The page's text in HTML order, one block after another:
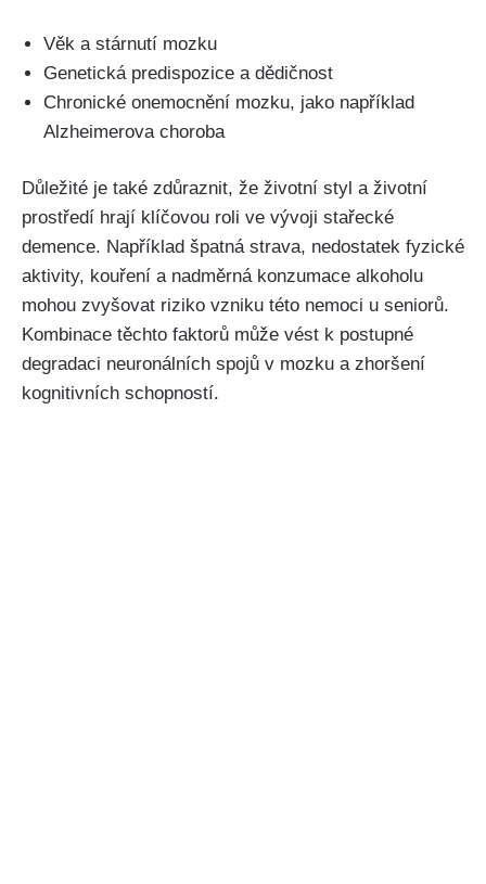
Věk a stárnutí mozku
Genetická predispozice a dědičnost
Chronické onemocnění mozku, jako například
Alzheimerova choroba
Důležité je také zdůraznit, že životní styl a životní
prostředí hrají klíčovou roli ve vývoji stařecké
demence. Například špatná strava, nedostatek fyzické
aktivity, kouření a nadměrná konzumace alkoholu
mohou zvyšovat riziko vzniku této nemoci u seniorů.
Kombinace těchto faktorů může vést k postupné
degradaci neuronálních spojů v mozku a zhoršení
kognitivních schopností.